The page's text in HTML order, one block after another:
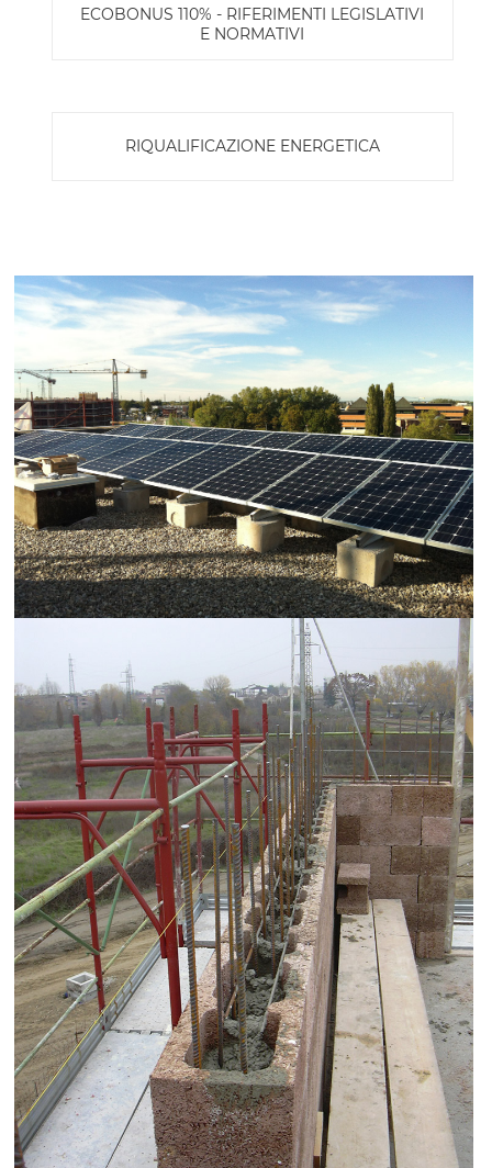
ECOBONUS 110% - RIFERIMENTI LEGISLATIVI
E NORMATIVI
RIQUALIFICAZIONE ENERGETICA